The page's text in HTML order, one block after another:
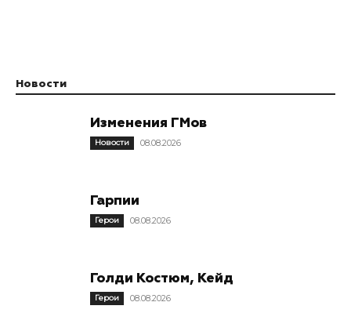
Новости
Изменения ГМов
Новости 08.08.2026
Гарпии
Герои 08.08.2026
Голди Костюм, Кейд
Герои 08.08.2026